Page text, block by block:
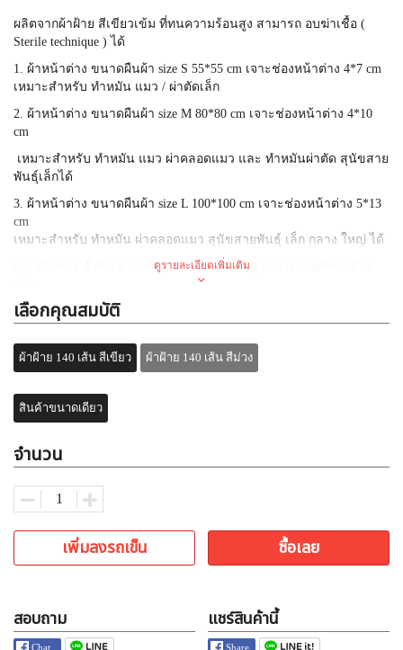
ผลิตจากผ้าฝ้าย สีเขียวเข้ม ที่ทนความร้อนสูง สามารถ อบฆ่าเชื้อ (
Sterile technique ) ได้
1. ผ้าหน้าต่าง ขนาดผืนผ้า size S 55*55 cm เจาะช่องหน้าต่าง 4*7 cm
เหมาะสำหรับ ทำหมัน แมว / ผ่าตัดเล็ก
2. ผ้าหน้าต่าง ขนาดผืนผ้า size M 80*80 cm เจาะช่องหน้าต่าง 4*10
cm
เหมาะสำหรับ ทำหมัน แมว ผ่าคลอดแมว และ ทำหมันผ่าตัด สุนัขสาย
พันธุ์เล็กได้
3. ผ้าหน้าต่าง ขนาดผืนผ้า size L 100*100 cm เจาะช่องหน้าต่าง 5*13
cm
เหมาะสำหรับ ทำหมัน ผ่าคลอดแมว สุนัขสายพันธุ์ เล็ก กลาง ใหญ่ ได้
หากต้องการ สั่งตัด ขนาดพิเศษ เล็ก หรือ ใหญ่ กว่า ขนาดที่ทางร้าน
ต้องการ ขั้นต่ำ 3 ผืน ต่อขนาด
ระยะเวลาในการสั่งตัด 7-20 วัน ทั้งนี้ ขึ้นกับ คิวผลิต ณ ขณะนั้น
ดูรายละเอียดเพิ่มเติม
เลือกคุณสมบัติ
ผ้าฝ้าย 140 เส้น สีเขียว ผ้าฝ้าย 140 เส้น สีม่วง
สินค้าขนาดเดียว
จำนวน
เพิ่มลงรถเข็น ซื้อเลย
สอบถาม แชร์สินค้านี้